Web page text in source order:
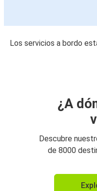
Los servicios a bordo
¿A
Descubre
de 8000